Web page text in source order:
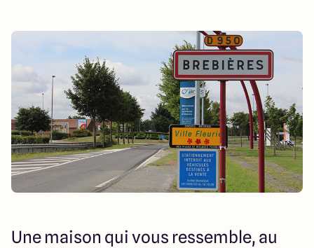
Une maison qui vous ressemble, au